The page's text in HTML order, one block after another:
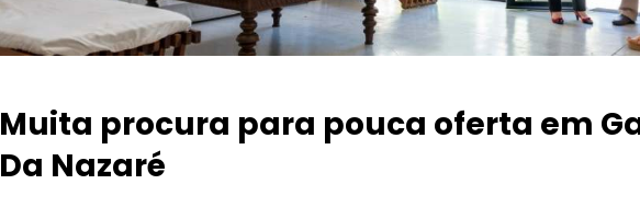
Muita procura para pouca oferta em
Da Nazaré